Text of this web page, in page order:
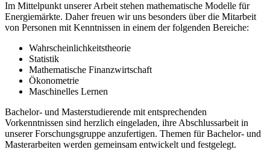
Im Mittelpunkt unserer Arbeit stehen mathematische Modelle für
Energiemärkte. Daher freuen wir uns besonders über die Mitarbeit
von Personen mit Kenntnissen in einem der folgenden Bereiche:
Wahrscheinlichkeitstheorie
Statistik
Mathematische Finanzwirtschaft
Ökonometrie
Maschinelles Lernen
Bachelor- und Masterstudierende mit entsprechenden
Vorkenntnissen sind herzlich eingeladen, ihre Abschlussarbeit in
unserer Forschungsgruppe anzufertigen. Themen für Bachelor- und
Masterarbeiten werden gemeinsam entwickelt und festgelegt.